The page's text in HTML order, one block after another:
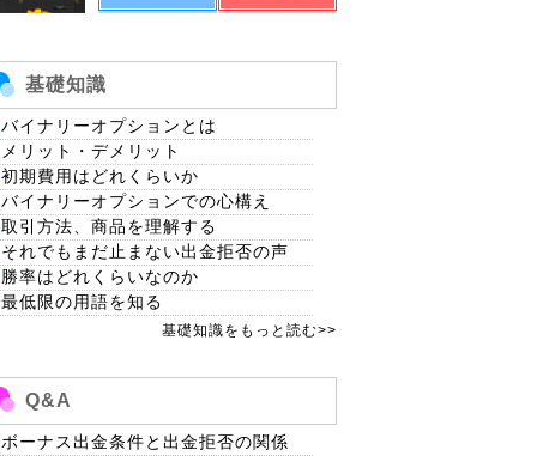
基礎知識
バイナリーオプションとは
メリット・デメリット
初期費用はどれくらいか
バイナリーオプションでの心構え
取引方法、商品を理解する
それでもまだ止まない出金拒否の声
勝率はどれくらいなのか
最低限の用語を知る
基礎知識をもっと読む>>
Q&A
ボーナス出金条件と出金拒否の関係